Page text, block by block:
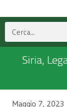
Siria,
Maggio 7, 2023